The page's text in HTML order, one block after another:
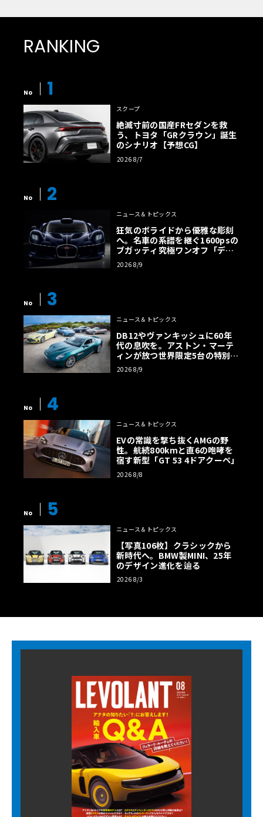
RANKING
No 1
スクープ
絶滅寸前の国産FRセダンを救
う、トヨタ「GRクラウン」誕生
のシナリオ【予想CG】
2026 8/7
No 2
ニュース＆トピックス
狂気のボライドから優雅な彫刻
へ。名車の系譜を継ぐ1600psの
ブガッティ究極ワンオフ「デス
トリエ」
2026 8/9
No 3
ニュース＆トピックス
DB12やヴァンキッシュに60年
代の息吹を。アストン・マーテ
ィンが放つ世界限定5台の特別コ
レクション
2026 8/9
No 4
ニュース＆トピックス
EVの常識を撃ち抜くAMGの野
性。航続800kmと直6の咆哮を
宿す新型「GT 53 4ドアクーペ」
2026 8/8
No 5
ニュース＆トピックス
【写真106枚】クラシックから
新時代へ。BMW製MINI、25年
のデザイン進化を辿る
2026 8/3